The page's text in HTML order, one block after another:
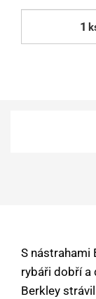
S nástrahami
rybáři dobří a
Berkley